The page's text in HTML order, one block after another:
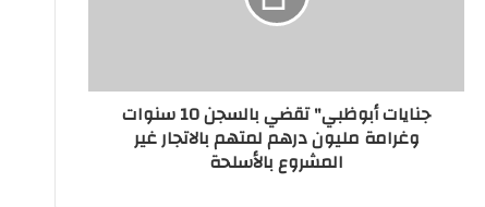
جنايات أبوظبي" تقضي بالسجن 10 سنوات
وغرامة مليون درهم لمتهم بالاتجار غير
المشروع بالأسلحة